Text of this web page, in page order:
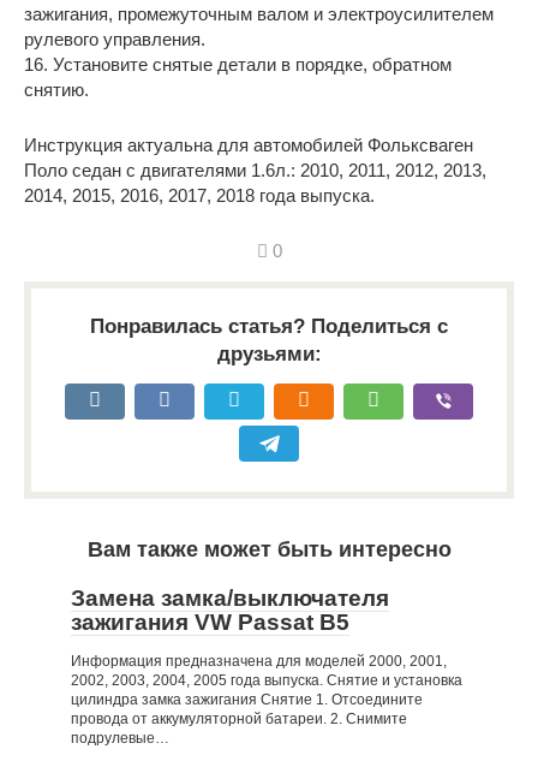
зажигания, промежуточным валом и электроусилителем
рулевого управления.
16. Установите снятые детали в порядке, обратном
снятию.
Инструкция актуальна для автомобилей Фольксваген
Поло седан с двигателями 1.6л.: 2010, 2011, 2012, 2013,
2014, 2015, 2016, 2017, 2018 года выпуска.
0
Понравилась статья? Поделиться с
друзьями:
Вам также может быть интересно
Замена замка/выключателя
зажигания VW Passat B5
Информация предназначена для моделей 2000, 2001,
2002, 2003, 2004, 2005 года выпуска. Снятие и установка
цилиндра замка зажигания Снятие 1. Отсоедините
провода от аккумуляторной батареи. 2. Снимите
подрулевые…